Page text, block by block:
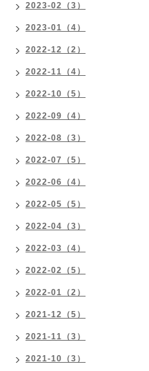
2023-02（3）
2023-01（4）
2022-12（2）
2022-11（4）
2022-10（5）
2022-09（4）
2022-08（3）
2022-07（5）
2022-06（4）
2022-05（5）
2022-04（3）
2022-03（4）
2022-02（5）
2022-01（2）
2021-12（5）
2021-11（3）
2021-10（3）